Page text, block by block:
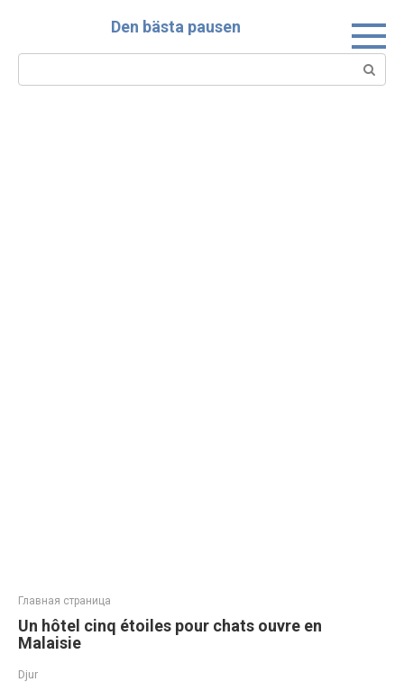
Den bästa pausen
Search:
Главная страница
Un hôtel cinq étoiles pour chats ouvre en
Malaisie
Djur